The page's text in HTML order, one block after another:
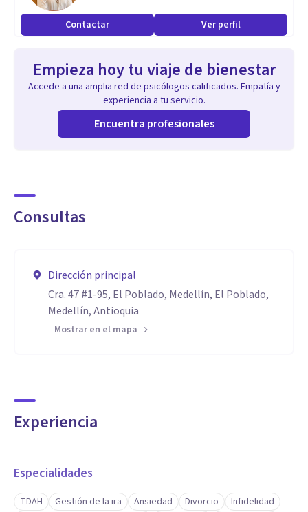
mejorar el bienestar emocional y la calidad de vida de cada
persona.
Contactar Ver perfil
Empieza hoy tu viaje de bienestar
Accede a una amplia red de psicólogos calificados. Empatía y
experiencia a tu servicio.
Encuentra profesionales
Consultas
Dirección principal
Cra. 47 #1-95, El Poblado, Medellín, El Poblado,
Medellín, Antioquia
Mostrar en el mapa
Experiencia
Especialidades
TDAH Gestión de la ira Ansiedad Divorcio
Infidelidad